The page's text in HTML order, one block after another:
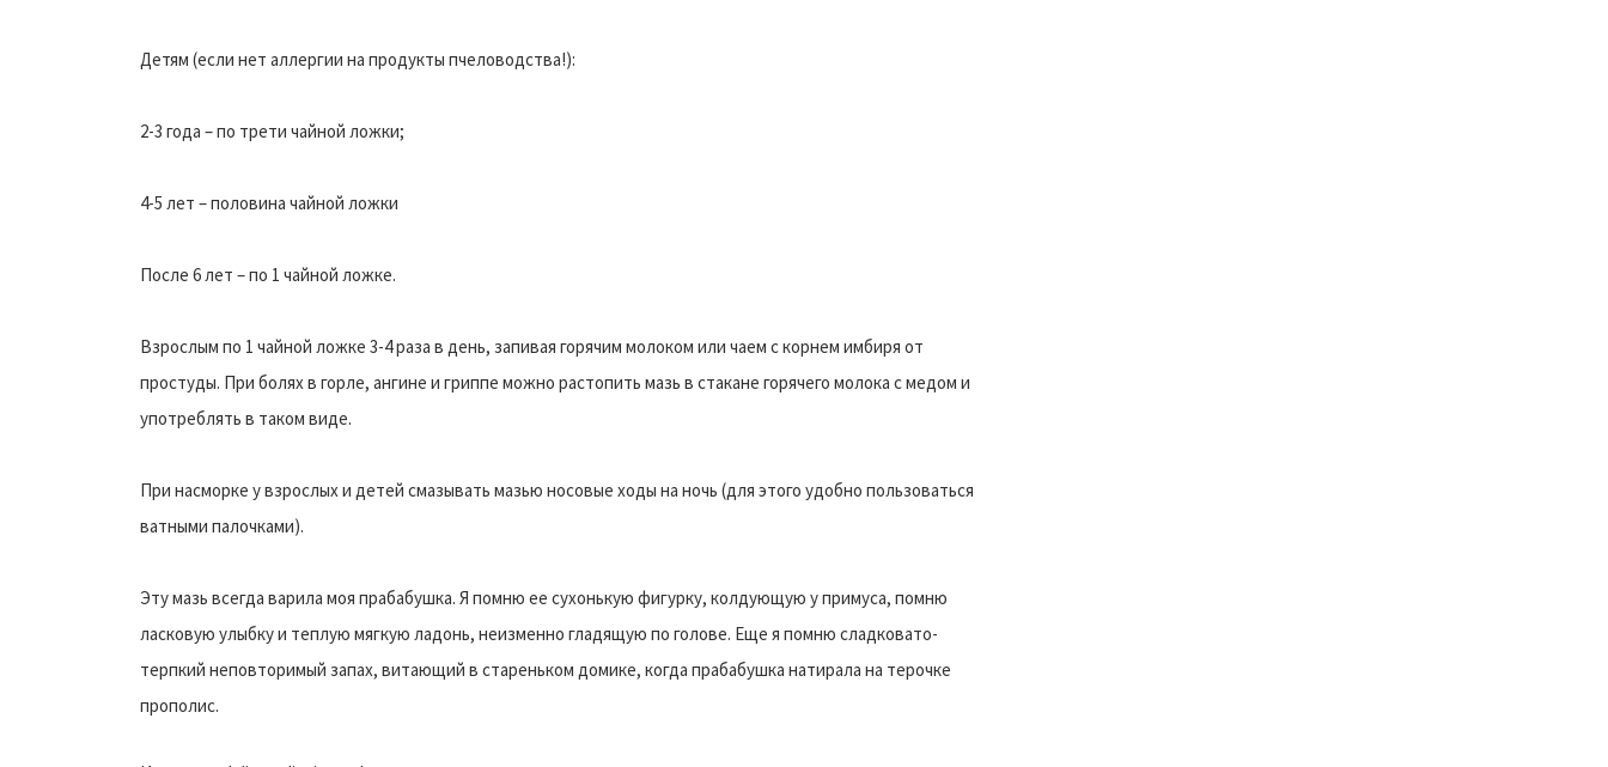
Детям (если нет аллергии на продукты пчеловодства!):
2-3 года – по трети чайной ложки;
4-5 лет – половина чайной ложки
После 6 лет – по 1 чайной ложке.
Взрослым по 1 чайной ложке 3-4 раза в день, запивая горячим молоком или чаем с корнем имбиря от
простуды. При болях в горле, ангине и гриппе можно растопить мазь в стакане горячего молока с медом и
употреблять в таком виде.
При насморке у взрослых и детей смазывать мазью носовые ходы на ночь (для этого удобно пользоваться
ватными палочками).
Эту мазь всегда варила моя прабабушка. Я помню ее сухонькую фигурку, колдующую у примуса, помню
ласковую улыбку и теплую мягкую ладонь, неизменно гладящую по голове. Еще я помню сладковато-
терпкий неповторимый запах, витающий в стареньком домике, когда прабабушка натирала на терочке
прополис.